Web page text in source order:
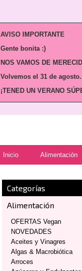
AVISO IMPORTANTE
Gente bonita :)
NOS VAMOS DE
Volvemos el 31 de agosto.
¡TENED UN VERANO
Inicio Alimentación
Categorías
Alimentación
OFERTAS Vegan
NOVEDADES
Aceites y Vinagres
Algas & Macrobiótica
Arroces